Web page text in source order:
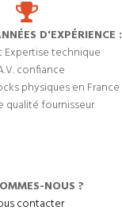
D'EXPÉRIENCE :
Expertise technique
confiance
physiques en France
qualité fournisseur
NOUS ?
contacter